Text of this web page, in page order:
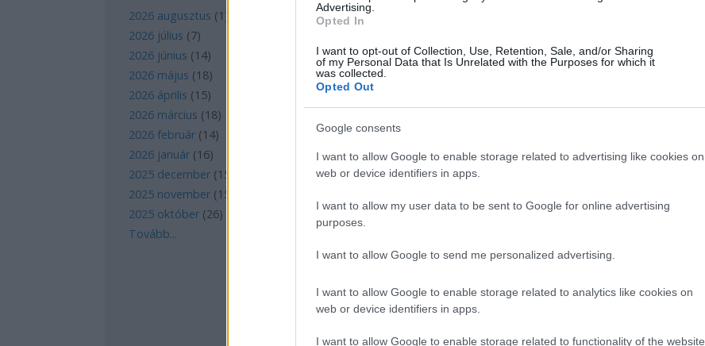
Advertising.
Opted In
I want to opt-out of Collection, Use, Retention, Sale, and/or Sharing
of my Personal Data that Is Unrelated with the Purposes for which it
was collected.
Opted Out
Google consents
I want to allow Google to enable storage related to advertising like cookies on
web or device identifiers in apps.
I want to allow my user data to be sent to Google for online advertising
purposes.
I want to allow Google to send me personalized advertising.
I want to allow Google to enable storage related to analytics like cookies on
web or device identifiers in apps.
I want to allow Google to enable storage related to functionality of the website
2026 augusztus (1 )
2026 július (7)
2026 június (14)
2026 május (18)
2026 április (15)
2026 március (18)
2026 február (14)
2026 január (16)
2025 december (15
2025 november (15
2025 október (26)
Tovább...
Mik alakítják a gondolkodásod? Avagy a